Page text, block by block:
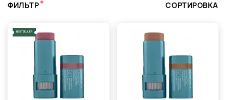
ФИЛЬТР СОРТИРОВКА
BESTSELLER